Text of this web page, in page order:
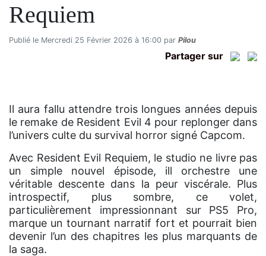
Requiem
Publié le Mercredi 25 Février 2026 à 16:00 par Pilou
Partager sur
Il aura fallu attendre trois longues années depuis
le remake de Resident Evil 4 pour replonger dans
l’univers culte du survival horror signé Capcom.
Avec Resident Evil Requiem, le studio ne livre pas
un simple nouvel épisode, ill orchestre une
véritable descente dans la peur viscérale. Plus
introspectif, plus sombre, ce volet,
particulièrement impressionnant sur PS5 Pro,
marque un tournant narratif fort et pourrait bien
devenir l’un des chapitres les plus marquants de
la saga.